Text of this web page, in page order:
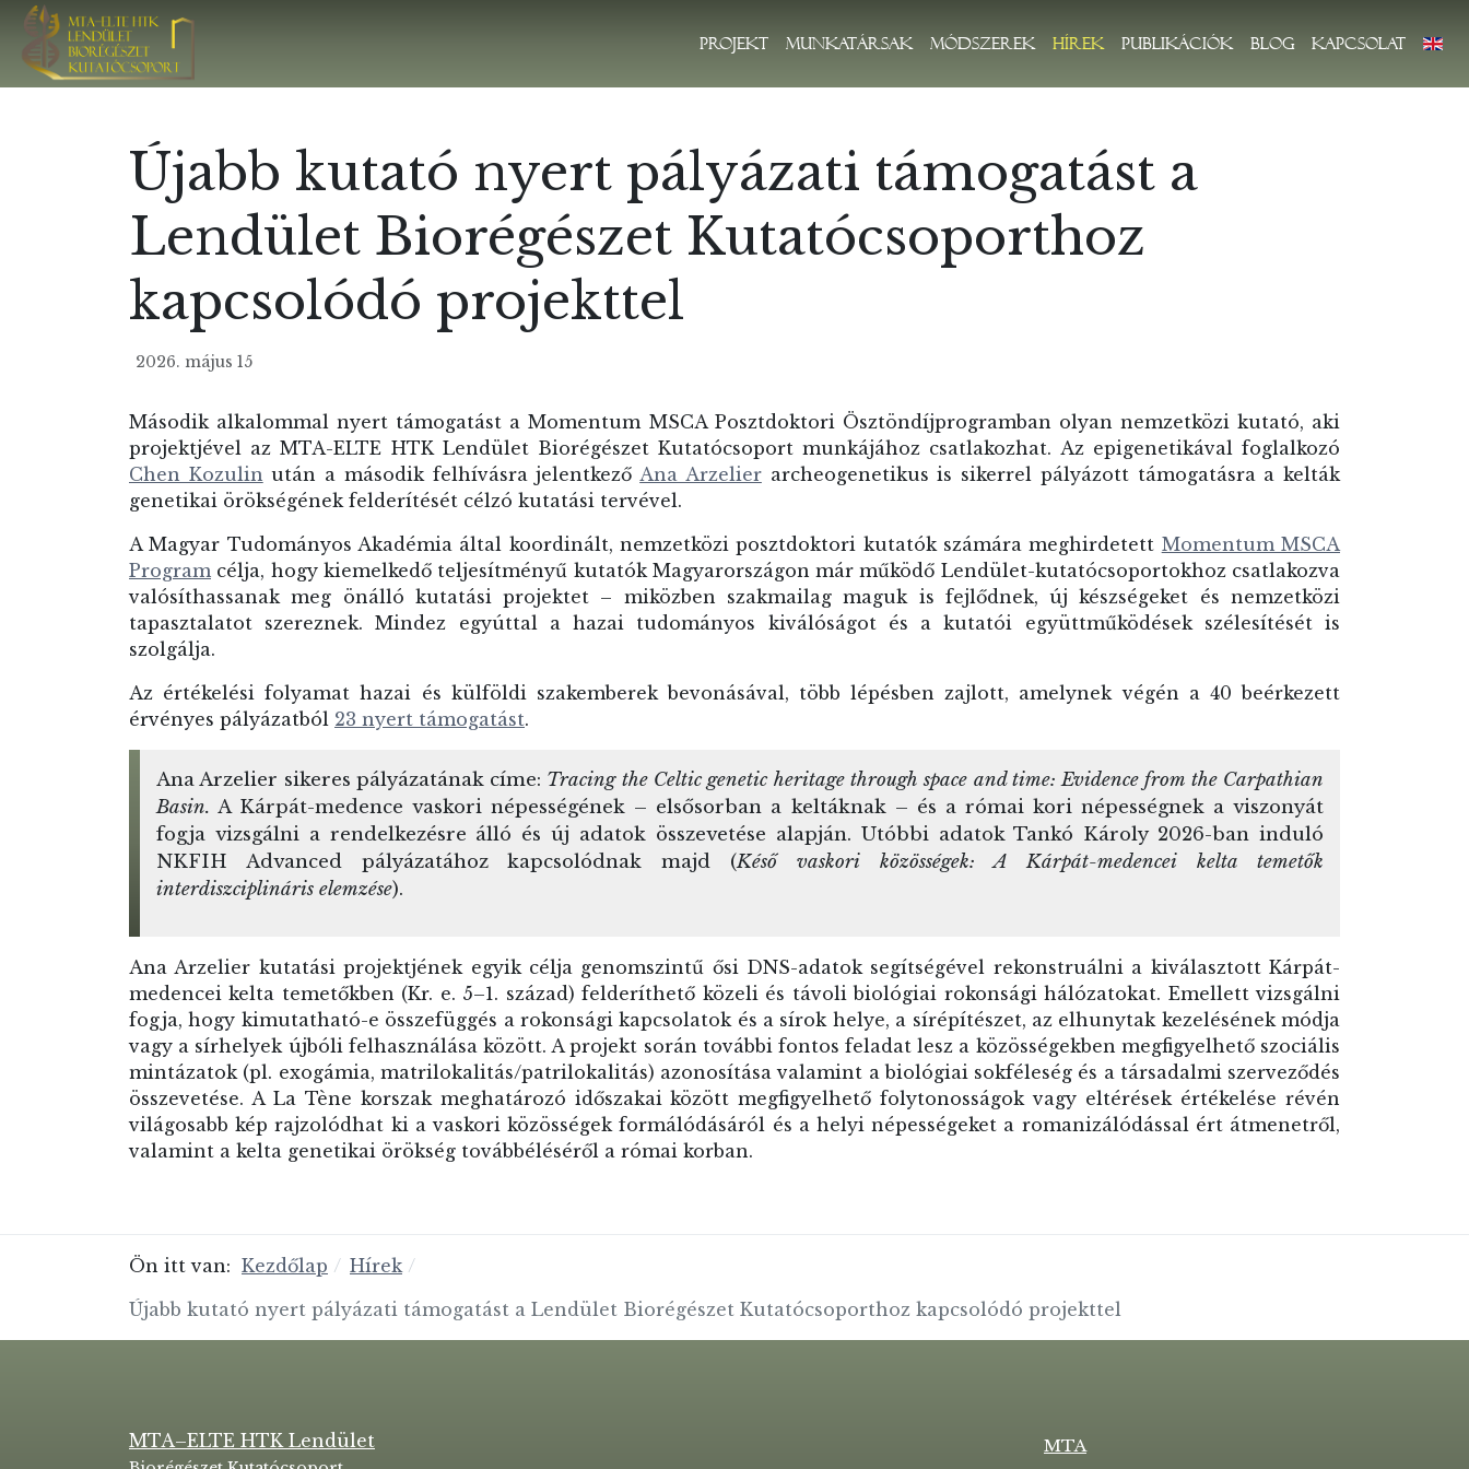
Projekt Munkatársak Módszerek Hírek Publikációk Blog Kapcsolat
Újabb kutató nyert pályázati támogatást a
Lendület Biorégészet Kutatócsoporthoz
kapcsolódó projekttel
2026. május 15
Második alkalommal nyert támogatást a Momentum MSCA Posztdoktori Ösztöndíjprogramban olyan nemzetközi kutató, aki
projektjével az MTA-ELTE HTK Lendület Biorégészet Kutatócsoport munkájához csatlakozhat. Az epigenetikával foglalkozó
Chen Kozulin után a második felhívásra jelentkezőAna Arzelier archeogenetikus is sikerrel pályázott támogatásra a kelták
genetikai örökségének felderítését célzó kutatási tervével.
A Magyar Tudományos Akadémia által koordinált, nemzetközi posztdoktori kutatók számára meghirdetett Momentum MSCA
Program célja, hogy kiemelkedő teljesítményű kutatók Magyarországon már működő Lendület-kutatócsoportokhoz csatlakozva
valósíthassanak meg önálló kutatási projektet – miközben szakmailag maguk is fejlődnek, új készségeket és nemzetközi
tapasztalatot szereznek. Mindez egyúttal a hazai tudományos kiválóságot és a kutatói együttműködések szélesítését is
szolgálja.
Az értékelési folyamat hazai és külföldi szakemberek bevonásával, több lépésben zajlott, amelynek végén a 40 beérkezett
érvényes pályázatból 23 nyert támogatást.
Ana Arzelier sikeres pályázatának címe: Tracing the Celtic genetic heritage through space and time: Evidence from the Carpathian
Basin. A Kárpát-medence vaskori népességének – elsősorban a keltáknak – és a római kori népességnek a viszonyát
fogja vizsgálni a rendelkezésre álló és új adatok összevetése alapján. Utóbbi adatok Tankó Károly 2026-ban induló
NKFIH Advanced pályázatához kapcsolódnak majd (Késő vaskori közösségek: A Kárpát-medencei kelta temetők
interdiszciplináris elemzése).
Ana Arzelier kutatási projektjének egyik célja genomszintű ősi DNS-adatok segítségével rekonstruálni a kiválasztott Kárpát-
medencei kelta temetőkben (Kr. e. 5­–1. század) felderíthető közeli és távoli biológiai rokonsági hálózatokat. Emellett vizsgálni
fogja, hogy kimutatható-e összefüggés a rokonsági kapcsolatok és a sírok helye, a sírépítészet, az elhunytak kezelésének módja
vagy a sírhelyek újbóli felhasználása között. A projekt során további fontos feladat lesz a közösségekben megfigyelhető szociális
mintázatok (pl. exogámia, matrilokalitás/patrilokalitás) azonosítása valamint a biológiai sokféleség és a társadalmi szerveződés
összevetése. A La Tène korszak meghatározó időszakai között megfigyelhető folytonosságok vagy eltérések értékelése révén
világosabb kép rajzolódhat ki a vaskori közösségek formálódásáról és a helyi népességeket a romanizálódással ért átmenetről,
valamint a kelta genetikai örökség továbbéléséről a római korban.
Ön itt van: Kezdőlap
Hírek
Újabb kutató nyert pályázati támogatást a Lendület Biorégészet Kutatócsoporthoz kapcsolódó projekttel
MTA–ELTE HTK Lendület MTA